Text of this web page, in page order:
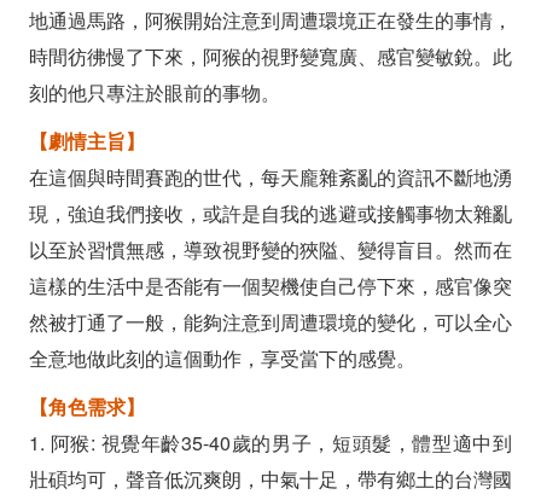
地通過馬路，阿猴開始注意到周遭環境正在發生的事情，
時間彷彿慢了下來，阿猴的視野變寬廣、感官變敏銳。此
刻的他只專注於眼前的事物。
【劇情主旨】
在這個與時間賽跑的世代，每天龐雜紊亂的資訊不斷地湧
現，強迫我們接收，或許是自我的逃避或接觸事物太雜亂
以至於習慣無感，導致視野變的狹隘、變得盲目。然而在
這樣的生活中是否能有一個契機使自己停下來，感官像突
然被打通了一般，能夠注意到周遭環境的變化，可以全心
全意地做此刻的這個動作，享受當下的感覺。
【角色需求】
1. 阿猴: 視覺年齡35-40歲的男子，短頭髮，體型適中到
壯碩均可，聲音低沉爽朗，中氣十足，帶有鄉土的台灣國